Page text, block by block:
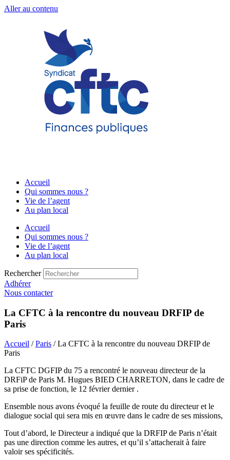
Aller au contenu
Accueil
Qui sommes nous ?
Vie de l’agent
Au plan local
Accueil
Qui sommes nous ?
Vie de l’agent
Au plan local
Rechercher
Adhérer
Nous contacter
La CFTC à la rencontre du nouveau DRFIP de
Paris
Accueil /Paris / La CFTC à la rencontre du nouveau DRFIP de
Paris
La CFTC DGFIP du 75 a rencontré le nouveau directeur de la
DRFiP de Paris M. Hugues BIED CHARRETON, dans le cadre de
sa prise de fonction, le 12 février dernier .
Ensemble nous avons évoqué la feuille de route du directeur et le
dialogue social qui sera mis en œuvre dans le cadre de ses missions,
Tout d’abord, le Directeur a indiqué que la DRFIP de Paris n’était
pas une direction comme les autres, et qu’il s’attacherait à faire
valoir ses spécificités.